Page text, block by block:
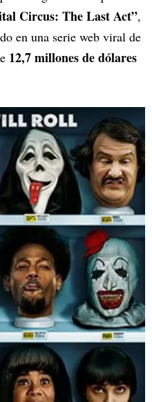
Circus: The Last Act”,
en una serie web viral de
12,7 millones de dólares